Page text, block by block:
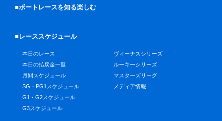
■ボートレースを知る楽しむ
■レーススケジュール
本日のレース
本日の払戻金一覧
月間スケジュール
SG・PG1スケジュール
G1・G2スケジュール
G3スケジュール
ヴィーナスシリーズ
ルーキーシリーズ
マスターズリーグ
メディア情報